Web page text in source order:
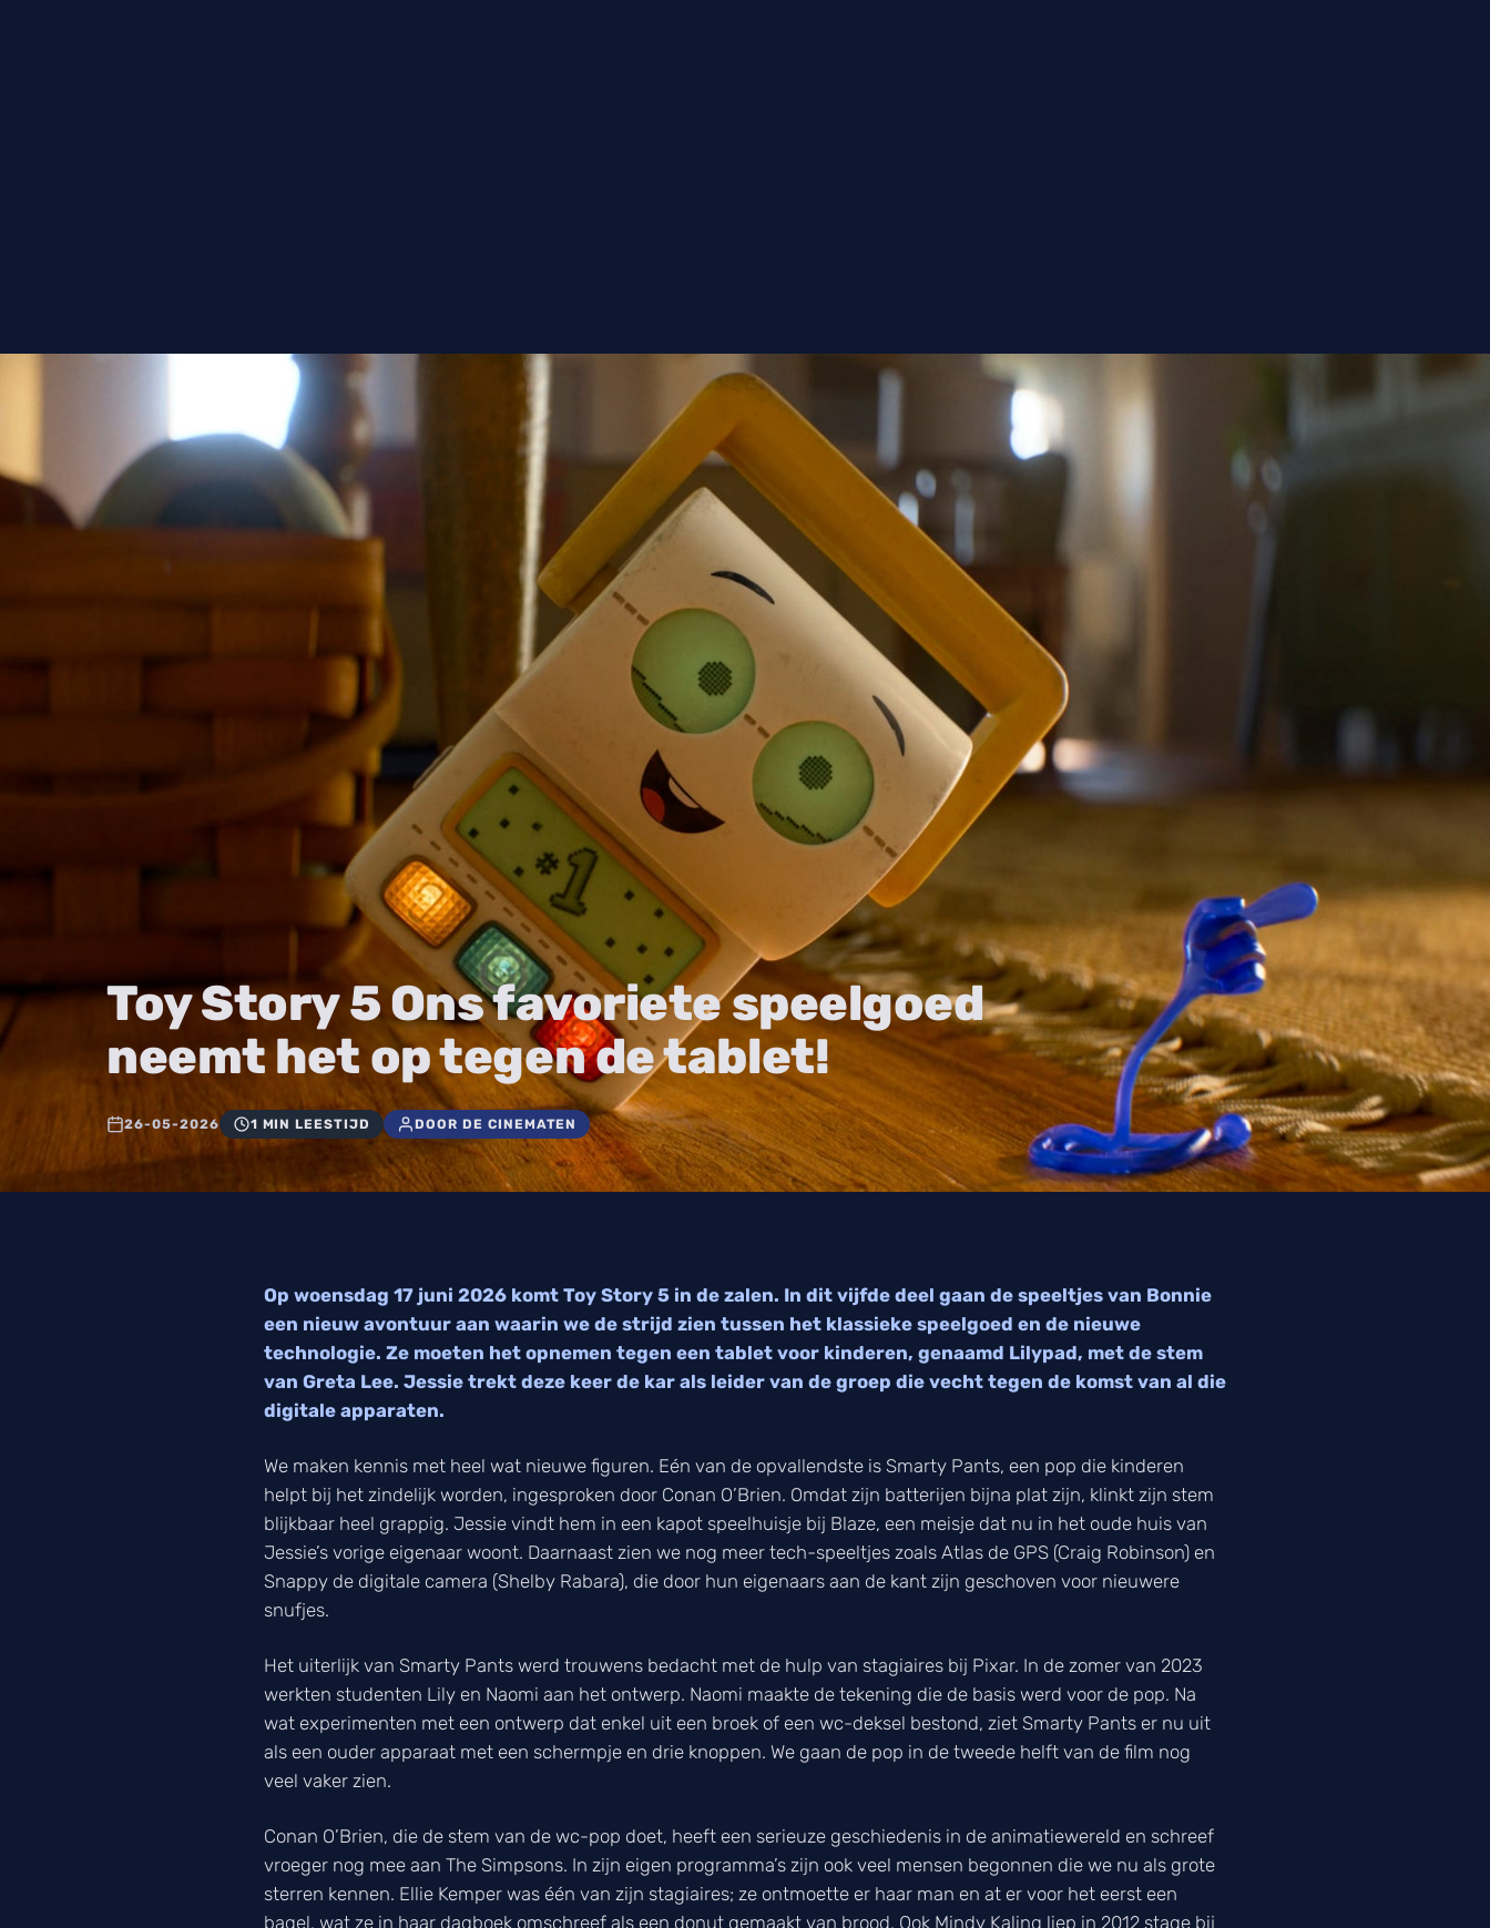
Toy Story 5 Ons favoriete speelgoed
neemt het op tegen de tablet!
26-05-2026 1 MIN LEESTIJD DOOR DE CINEMATEN
Op woensdag 17 juni 2026 komt Toy Story 5 in de zalen. In dit vijfde deel gaan de speeltjes van Bonnie
een nieuw avontuur aan waarin we de strijd zien tussen het klassieke speelgoed en de nieuwe
technologie. Ze moeten het opnemen tegen een tablet voor kinderen, genaamd Lilypad, met de stem
van Greta Lee. Jessie trekt deze keer de kar als leider van de groep die vecht tegen de komst van al die
digitale apparaten.
We maken kennis met heel wat nieuwe figuren. Eén van de opvallendste is Smarty Pants, een pop die kinderen
helpt bij het zindelijk worden, ingesproken door Conan O’Brien. Omdat zijn batterijen bijna plat zijn, klinkt zijn stem
blijkbaar heel grappig. Jessie vindt hem in een kapot speelhuisje bij Blaze, een meisje dat nu in het oude huis van
Jessie’s vorige eigenaar woont. Daarnaast zien we nog meer tech-speeltjes zoals Atlas de GPS (Craig Robinson) en
Snappy de digitale camera (Shelby Rabara), die door hun eigenaars aan de kant zijn geschoven voor nieuwere
snufjes.
Het uiterlijk van Smarty Pants werd trouwens bedacht met de hulp van stagiaires bij Pixar. In de zomer van 2023
werkten studenten Lily en Naomi aan het ontwerp. Naomi maakte de tekening die de basis werd voor de pop. Na
wat experimenten met een ontwerp dat enkel uit een broek of een wc-deksel bestond, ziet Smarty Pants er nu uit
als een ouder apparaat met een schermpje en drie knoppen. We gaan de pop in de tweede helft van de film nog
veel vaker zien.
Conan O’Brien, die de stem van de wc-pop doet, heeft een serieuze geschiedenis in de animatiewereld en schreef
vroeger nog mee aan The Simpsons. In zijn eigen programma’s zijn ook veel mensen begonnen die we nu als grote
sterren kennen. Ellie Kemper was één van zijn stagiaires; ze ontmoette er haar man en at er voor het eerst een
bagel, wat ze in haar dagboek omschreef als een donut gemaakt van brood. Ook Mindy Kaling liep in 2012 stage bij